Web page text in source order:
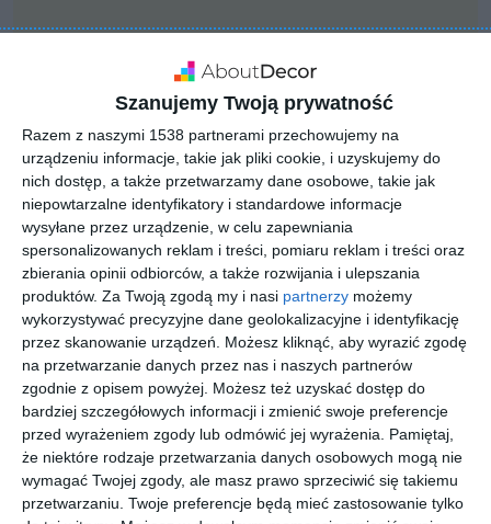
Szanujemy Twoją prywatność
Razem z naszymi 1538 partnerami przechowujemy na
urządzeniu informacje, takie jak pliki cookie, i uzyskujemy do
nich dostęp, a także przetwarzamy dane osobowe, takie jak
niepowtarzalne identyfikatory i standardowe informacje
wysyłane przez urządzenie, w celu zapewniania
spersonalizowanych reklam i treści, pomiaru reklam i treści oraz
zbierania opinii odbiorców, a także rozwijania i ulepszania
produktów. Za Twoją zgodą my i nasi partnerzy możemy
wykorzystywać precyzyjne dane geolokalizacyjne i identyfikację
przez skanowanie urządzeń. Możesz kliknąć, aby wyrazić zgodę
na przetwarzanie danych przez nas i naszych partnerów
zgodnie z opisem powyżej. Możesz też uzyskać dostęp do
bardziej szczegółowych informacji i zmienić swoje preferencje
przed wyrażeniem zgody lub odmówić jej wyrażenia. Pamiętaj,
że niektóre rodzaje przetwarzania danych osobowych mogą nie
wymagać Twojej zgody, ale masz prawo sprzeciwić się takiemu
przetwarzaniu. Twoje preferencje będą mieć zastosowanie tylko
INSPIRACJA
Łazienka w jasnej
odsłonie z oknem oraz
szafką wiszącą
Aranżacja łazienki w jasnej odsłonie z oknem oraz szafką
wiszącą.
AUTOR:GADOM PROJEKT